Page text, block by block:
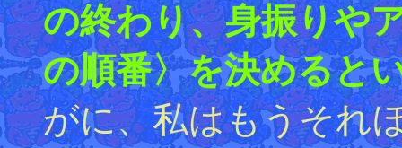
の終わり、身振りや
の順番〉を決めると
がに、私はもうそれ